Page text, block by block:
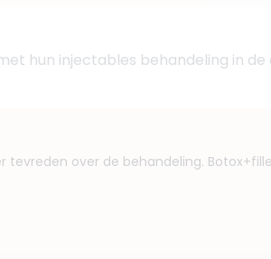
hun injectables behandeling in de
tevreden over de behandeling.